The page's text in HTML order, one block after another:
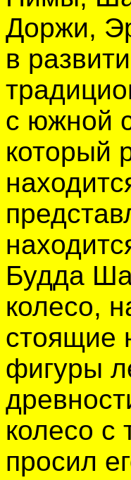
Доржи,
в
с южной
который
Будда
колесо,
стоящие
фигуры
колесо с
просил